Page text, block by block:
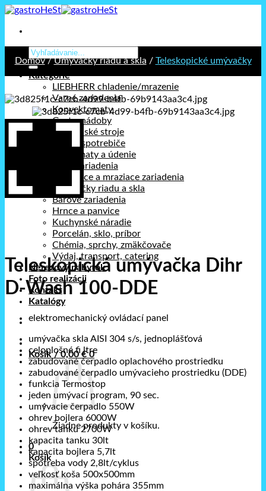
Prejsť
obsah
Hľadať:
Kategórie
LIEBHERR chladenie/mrazenie
Varné zariadenia
Konvektomaty
Gastronádoby
Kuchynské stroje
Stolné spotrebiče
Holdomaty a údenie
Pizza zariadenia
Chladiace a mraziace zariadenia
Umývačky riadu a skla
Barové zariadenia
Hrnce a panvice
Kuchynské náradie
Porcelán, sklo, príbor
Chémia, sprchy, zmäkčovače
Výdaj, transport, catering
Nerezový nábytok
Foto realizácii
Kontakt
Katalógy
Košík /0,00€ 0
Žiadne produkty v košíku.
0
Košík
Domov / Umývačky riadu a skla / Teleskopické umývačky
Teleskopická umývačka Dihr
D-Wash 100-DDE
elektromechanický ovládací panel
umývačka skla AISI 304 s/s, jednoplášťová
celoplošné fi ltre
zabudované čerpadlo oplachového prostriedku
zabudované čerpadlo umývacieho prostriedku (DDE)
funkcia Termostop
jeden umývací program, 90 sec.
umývacie čerpadlo 550W
ohrev bojlera 6000W
ohrev tanku 2700W
kapacita tanku 30lt
kapacita bojlera 5,7lt
spotreba vody 2,8lt/cyklus
veľkosť koša 500x500mm
maximálna výška pohára 355mm